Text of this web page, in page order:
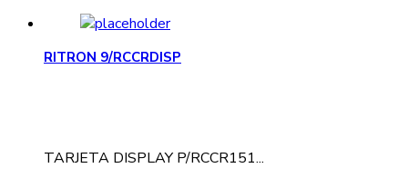
RITRON 9/RCCRDISP
TARJETA DISPLAY P/RCCR151...